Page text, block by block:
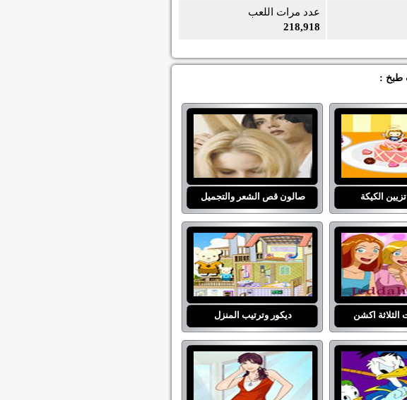
عدد مرات اللعب
218,918
طبخ :
الكيكة صالون قص الشعر والتجميل
الثلاثة اكشن ديكور وترتيب المنزل